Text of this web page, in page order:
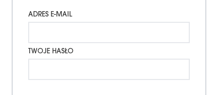
ADRES E-MAIL
TWOJE HASŁO